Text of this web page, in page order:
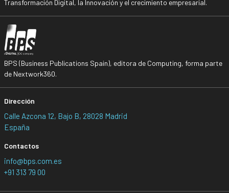
Transformación Digital, la Innovación y el crecimiento empresarial.
BPS (Business Publications Spain), editora de Computing, forma parte
de Nextwork360.
Dirección
Calle Azcona 12, Bajo B, 28028 Madrid
España
Contactos
info@bps.com.es
+91 313 79 00